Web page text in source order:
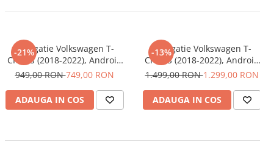
-21%
Navigatie Volkswagen T-
CROSS (2018-2022), Android
12, 2GB RAM 32GB, DSP,
9 inch
949,00 RON749,00 RON
ADAUGA IN COS
-13%
Navigatie Volkswagen T-
CROSS (2018-2022), Android
14, 4GB RAM 64GB,SLOT SIM
auto, ecran 9 inch
1.499,00 RON1.299,00 RON
ADAUGA IN COS